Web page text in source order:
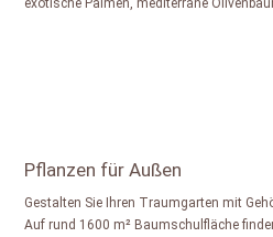
exotische Palmen, mediterrane
Pflanzen für Außen
Gestalten Sie Ihren Traumgarten mit
Auf rund 1600 m² Baumschulfläche